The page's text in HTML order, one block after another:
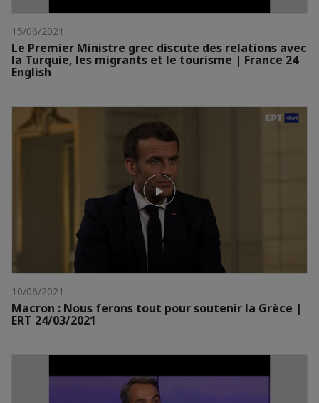
15/06/2021
Le Premier Ministre grec discute des relations avec
la Turquie, les migrants et le tourisme | France 24
English
10/06/2021
Macron : Nous ferons tout pour soutenir la Grèce |
ERT 24/03/2021